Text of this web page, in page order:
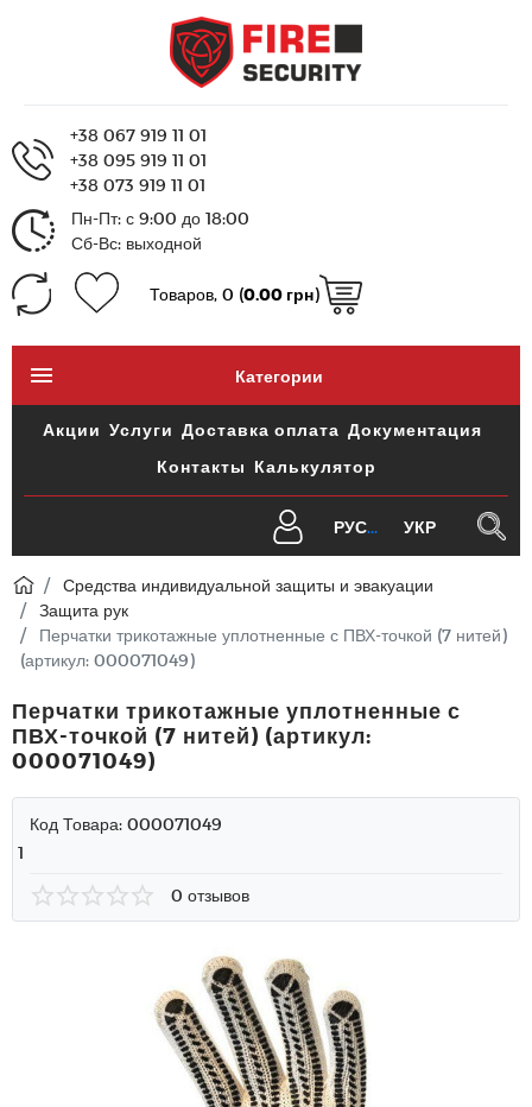
+38 067 919 11 01
+38 095 919 11 01
+38 073 919 11 01
Пн-Пт: с 9:00 до 18:00
Сб-Вс: выходной
Товаров, 0 (0.00 грн)
Категории
Акции Услуги Доставка оплата Документация
Контакты Калькулятор
РУС УКР
Средства индивидуальной защиты и эвакуации
Защита рук
Перчатки трикотажные уплотненные с ПВХ-точкой (7 нитей)
(артикул: 000071049)
Перчатки трикотажные уплотненные с
ПВХ-точкой (7 нитей) (артикул:
000071049)
Код Товара: 000071049
1
0 отзывов